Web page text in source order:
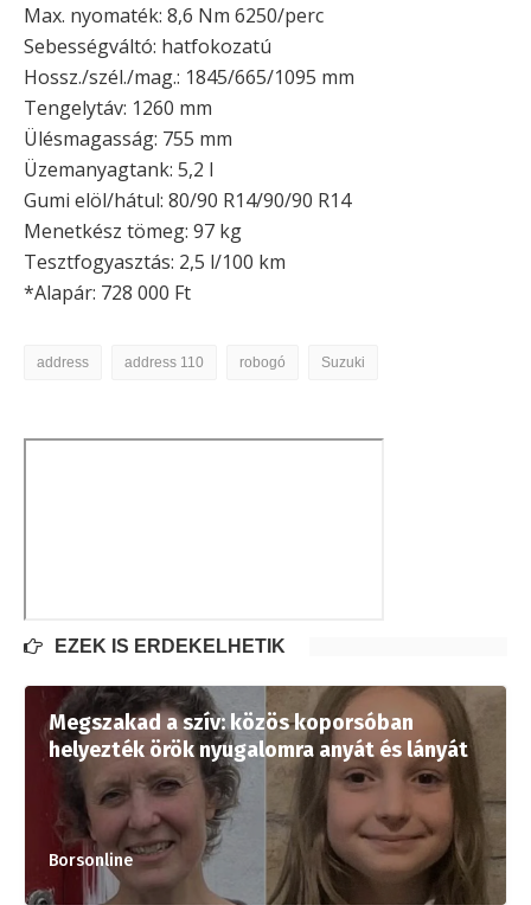
Max. nyomaték: 8,6 Nm 6250/perc
Sebességváltó: hatfokozatú
Hossz./szél./mag.: 1845/665/1095 mm
Tengelytáv: 1260 mm
Ülésmagasság: 755 mm
Üzemanyagtank: 5,2 l
Gumi elöl/hátul: 80/90 R14/90/90 R14
Menetkész tömeg: 97 kg
Tesztfogyasztás: 2,5 l/100 km
*Alapár: 728 000 Ft
address address 110 robogó Suzuki
EZEK IS ÉRDEKELHETIK
Megszakad a szív: közös koporsóban
helyezték örök nyugalomra anyát és lányát
Borsonline